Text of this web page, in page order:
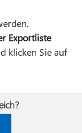
Exportliste
klicken Sie auf